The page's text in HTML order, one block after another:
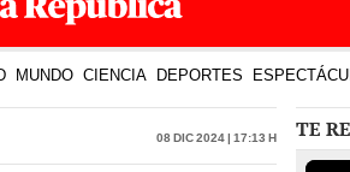
MUNDO CIENCIA DEPORTES
08 Dic 2024 | 17:13 h TE